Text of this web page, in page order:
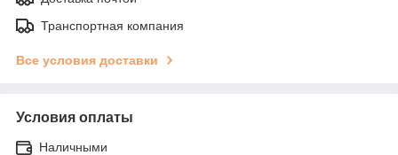
Транспортная компания
Все условия доставки
Условия оплаты
Наличными